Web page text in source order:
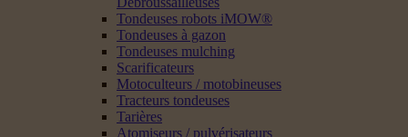
Tondeuses robots iMOW®
Tondeuses à gazon
Tondeuses mulching
Scarificateurs
Motoculteurs / motobineuses
Tracteurs tondeuses
Tarières
Atomiseurs / pulvérisateurs